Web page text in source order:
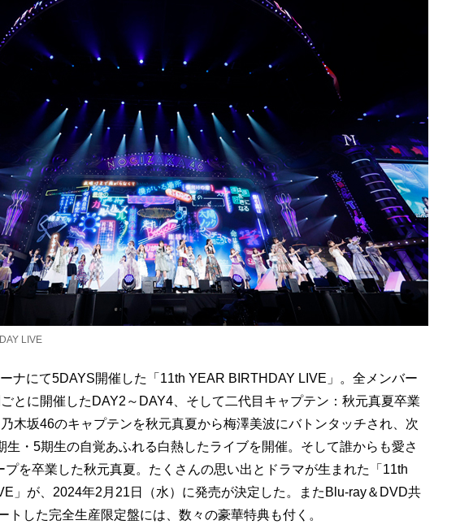
LIVE
ナにて5DAYS開催した「11th YEAR BIRTHDAY LIVE」。全メンバー
とに開催したDAY2～DAY4、そして二代目キャプテン：秋元真夏卒業
木坂46のキャプテンを秋元真夏から梅澤美波にバトンタッチされ、次
生・5期生の自覚あふれる白熱したライブを開催。そして誰からも愛さ
プを卒業した秋元真夏。たくさんの思い出とドラマが生まれた「11th
」が、2024年2月21日（水）に発売が決定した。またBlu-ray＆DVD共
トした完全生産限定盤には、数々の豪華特典も付く。